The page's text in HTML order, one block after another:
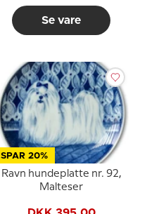
Se vare
SPAR 20%
Ravn hundeplatte nr. 92,
Malteser